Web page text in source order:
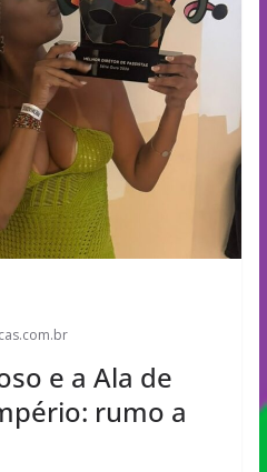
e a Ala de
rumo a